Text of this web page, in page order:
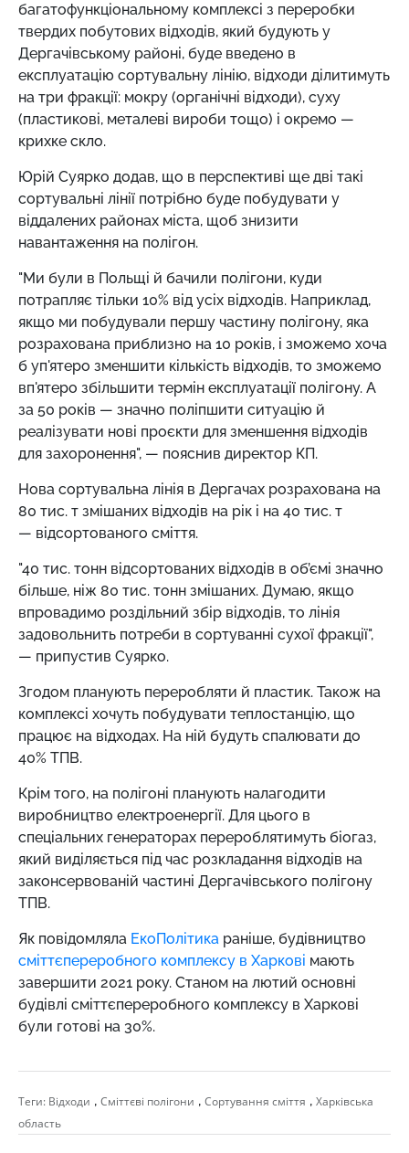
багатофункціональному комплексі з переробки
твердих побутових відходів, який будують у
Дергачівському районі, буде введено в
експлуатацію сортувальну лінію, відходи ділитимуть
на три фракції: мокру (органічні відходи), суху
(пластикові, металеві вироби тощо) і окремо —
крихке скло.
Юрій Суярко додав, що в перспективі ще дві такі
сортувальні лінії потрібно буде побудувати у
віддалених районах міста, щоб знизити
навантаження на полігон.
"Ми були в Польщі й бачили полігони, куди
потрапляє тільки 10% від усіх відходів. Наприклад,
якщо ми побудували першу частину полігону, яка
розрахована приблизно на 10 років, і зможемо хоча
б уп'ятеро зменшити кількість відходів, то зможемо
вп'ятеро збільшити термін експлуатації полігону. А
за 50 років — значно поліпшити ситуацію й
реалізувати нові проєкти для зменшення відходів
для захоронення", — пояснив директор КП.
Нова сортувальна лінія в Дергачах розрахована на
80 тис. т змішаних відходів на рік і на 40 тис. т
— відсортованого сміття.
"40 тис. тонн відсортованих відходів в об’ємі значно
більше, ніж 80 тис. тонн змішаних. Думаю, якщо
впровадимо роздільний збір відходів, то лінія
задовольнить потреби в сортуванні сухої фракції",
— припустив Суярко.
Згодом планують переробляти й пластик. Також на
комплексі хочуть побудувати теплостанцію, що
працює на відходах. На ній будуть спалювати до
40% ТПВ.
Крім того, на полігоні планують налагодити
виробництво електроенергії. Для цього в
спеціальних генераторах перероблятимуть біогаз,
який виділяється під час розкладання відходів на
законсервованій частині Дергачівського полігону
ТПВ.
Як повідомляла ЕкоПолітика раніше, будівництво
сміттєпереробного комплексу в Харкові мають
завершити 2021 року. Станом на лютий основні
будівлі сміттєпереробного комплексу в Харкові
були готові на 30%.
Теги: Відходи , Сміттєві полігони , Сортування сміття , Харківська
область